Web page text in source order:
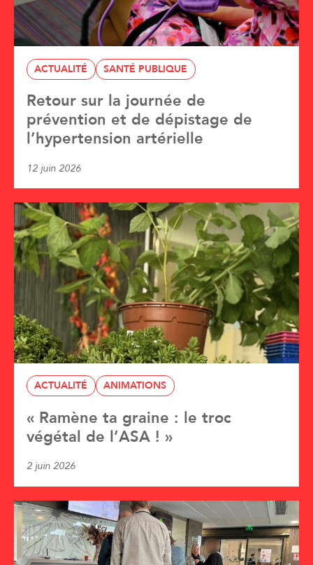
ACTUALITÉ SANTÉ PUBLIQUE
Retour sur la journée de
prévention et de dépistage de
l’hypertension artérielle
12 juin 2026
ACTUALITÉ ANIMATIONS
« Ramène ta graine : le troc
végétal de l’ASA ! »
2 juin 2026